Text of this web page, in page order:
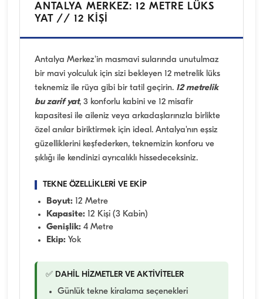
ANTALYA MERKEZ: 12 METRE LÜKS
YAT // 12 KİŞİ
Antalya Merkez'in masmavi sularında unutulmaz
bir mavi yolculuk için sizi bekleyen 12 metrelik lüks
teknemiz ile rüya gibi bir tatil geçirin. 12 metrelik
bu zarif yat, 3 konforlu kabini ve 12 misafir
kapasitesi ile aileniz veya arkadaşlarınızla birlikte
özel anılar biriktirmek için ideal. Antalya'nın eşsiz
güzelliklerini keşfederken, teknemizin konforu ve
şıklığı ile kendinizi ayrıcalıklı hissedeceksiniz.
TEKNE ÖZELLİKLERİ VE EKİP
Boyut: 12 Metre
Kapasite: 12 Kişi (3 Kabin)
Genişlik: 4 Metre
Ekip: Yok
✅ DAHİL HİZMETLER VE AKTİVİTELER
Günlük tekne kiralama seçenekleri